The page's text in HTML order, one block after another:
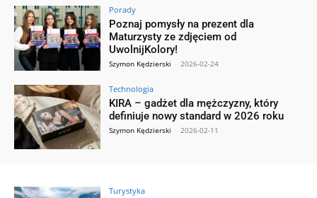
Porady
Poznaj pomysły na prezent dla
Maturzysty ze zdjęciem od
UwolnijKolory!
Szymon Kędzierski - 2026-02-24
Technologia
KIRA – gadżet dla mężczyzny, który
definiuje nowy standard w 2026 roku
Szymon Kędzierski - 2026-02-11
Turystyka